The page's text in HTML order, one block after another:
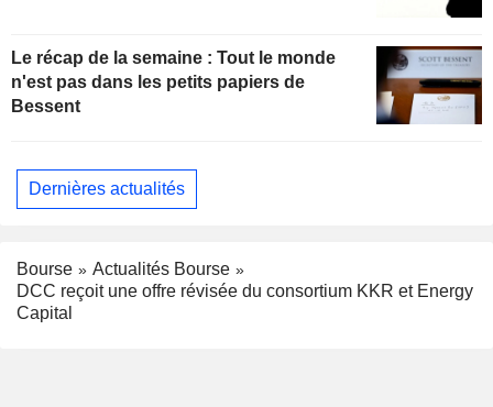
Le récap de la semaine : Tout le monde
n'est pas dans les petits papiers de
Bessent
Dernières actualités
Bourse
Actualités Bourse
DCC reçoit une offre révisée du consortium KKR et Energy
Capital